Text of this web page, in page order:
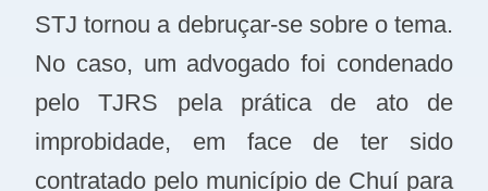
STJ tornou a debruçar-se sobre o tema.
No caso, um advogado foi condenado
pelo TJRS pela prática de ato de
improbidade, em face de ter sido
contratado pelo município de Chuí para